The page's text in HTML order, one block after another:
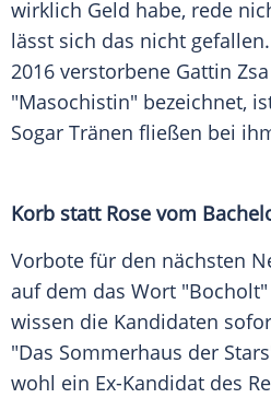
wirklich Geld habe, rede
lässt sich das nicht
2016 verstorbene Gattin
"Masochistin" bezeichnet,
Sogar Tränen fließen bei
Korb statt Rose vom
Vorbote für den nächsten
auf dem das Wort
wissen die Kandidaten
"Das Sommerhaus der
wohl ein Ex-Kandidat des